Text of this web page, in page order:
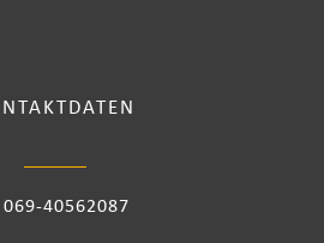
069-40562087